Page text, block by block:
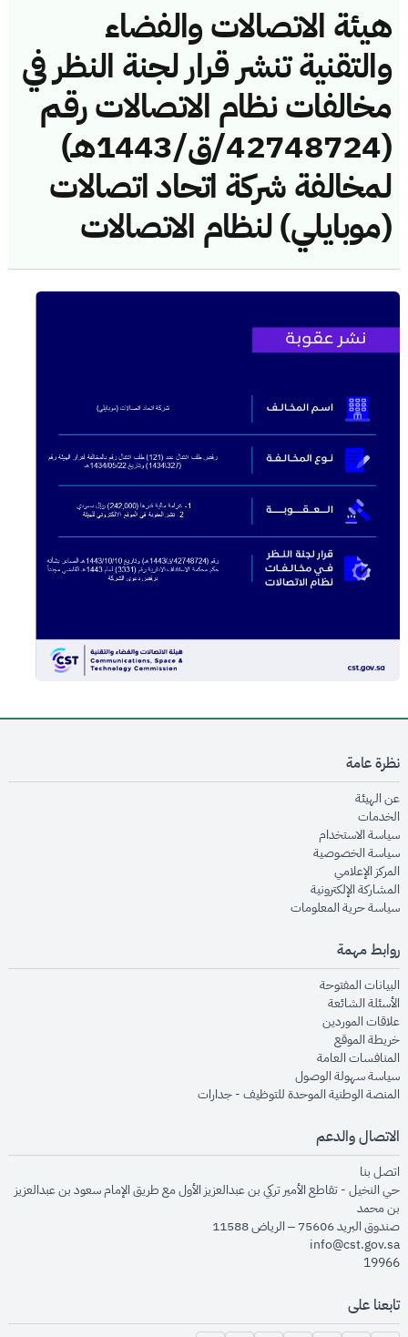
هيئة الاتصالات والفضاء
والتقنية تنشر قرار لجنة النظر في
مخالفات نظام الاتصالات رقم
(42748724/ق/1443هـ)
لمخالفة شركة اتحاد اتصالات
(موبايلي) لنظام الاتصالات
نظرة عامة
عن الهيئةopens in new window
الخدماتopens in new window
سياسة الاستخدام
سياسة الخصوصيةopens in new window
المركز الإعلاميopens in new window
المشاركة الإلكترونيةopens in new window
سياسة حرية المعلوماتopens in new window
روابط مهمة
البيانات المفتوحةopens in new window
الأسئلة الشائعةopens in new window
علاقات الموردينopens in new window
خريطة الموقعopens in new window
المنافسات العامةopens in new window
سياسة سهولة الوصولopens in new window
المنصة الوطنية الموحدة للتوظيف - جداراتopens in new window
الاتصال والدعم
اتصل بنا
حي النخيل - تقاطع الأمير تركي بن عبدالعزيز الأول مع طريق الإمام سعود بن عبدالعزيز
بن محمد
صندوق البريد 75606 – الرياض 11588
info@cst.gov.sa
19966
تابعنا على